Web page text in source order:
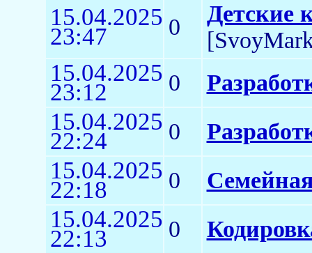
15.04.2025
23:47 0
Детские
15.04.2025
23:12 0
15.04.2025
22:24 0
15.04.2025
22:18 0
15.04.2025
22:13 0